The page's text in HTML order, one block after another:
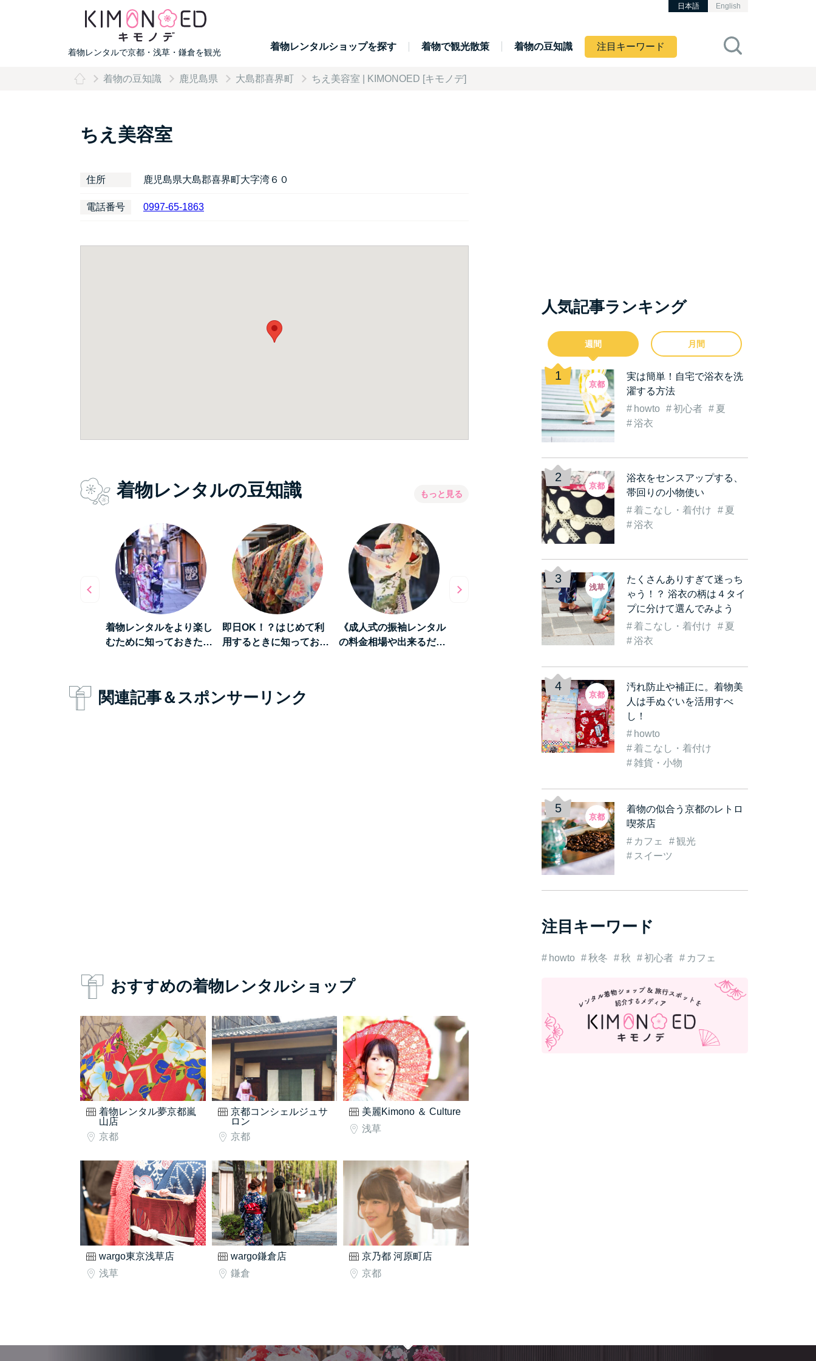
着物レンタルで京都・浅草・鎌倉を観光
日本語 English
着物レンタルショップを探す 着物で観光散策 着物の豆知識 注目キーワード
着物の豆知識 鹿児島県 大島郡喜界町 ちえ美容室 | KIMONOED [キモノデ]
ちえ美容室
住所 鹿児島県大島郡喜界町大字湾６０
電話番号 0997-65-1863
着物レンタルの豆知識 もっと見る
着物レンタルをより楽し
むために知っておきた…
即日OK！？はじめて利
用するときに知ってお…
《成人式の振袖レンタル
の料金相場や出来るだ…
《和を堪能する旅》古都
「京都」をレンタル着…
着物を着て観光気分をも
っと盛り上げよう！実…
《数倍楽しくなる》着物
関連記事＆スポンサーリンク
おすすめの着物レンタルショップ
着物レンタル夢京都嵐
山店
京都
京都コンシェルジュサ
ロン
京都
美麗Kimono ＆ Culture
浅草
wargo東京浅草店
浅草
wargo鎌倉店
鎌倉
京乃都 河原町店
京都
人気記事ランキング
週間 月間
実は簡単！自宅で浴衣を洗
濯する方法
howto
初心者
夏
浴衣
京都
浴衣をセンスアップする、
帯回りの小物使い
着こなし・着付け
夏
浴衣
京都
たくさんありすぎて迷っち
ゃう！？ 浴衣の柄は４タイ
プに分けて選んでみよう
着こなし・着付け
夏
浴衣
浅草
汚れ防止や補正に。着物美
人は手ぬぐいを活用すべ
し！
howto
着こなし・着付け
雑貨・小物
京都
着物の似合う京都のレトロ
喫茶店
カフェ
観光
スイーツ
京都
注目キーワード
howto 秋冬 秋 初心者 カフェ